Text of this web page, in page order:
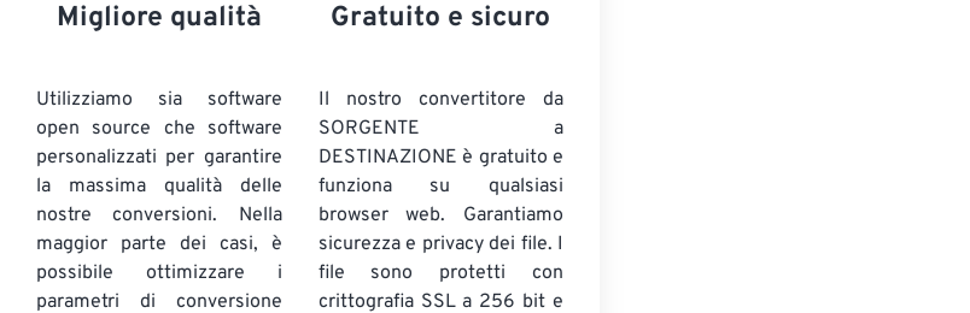
Migliore qualità
Utilizziamo sia software
open source che software
personalizzati per garantire
la massima qualità delle
nostre conversioni. Nella
maggior parte dei casi, è
possibile ottimizzare i
parametri di conversione
Gratuito e sicuro
Il nostro convertitore da
SORGENTE a
DESTINAZIONE è gratuito e
funziona su qualsiasi
browser web. Garantiamo
sicurezza e privacy dei file. I
file sono protetti con
crittografia SSL a 256 bit e